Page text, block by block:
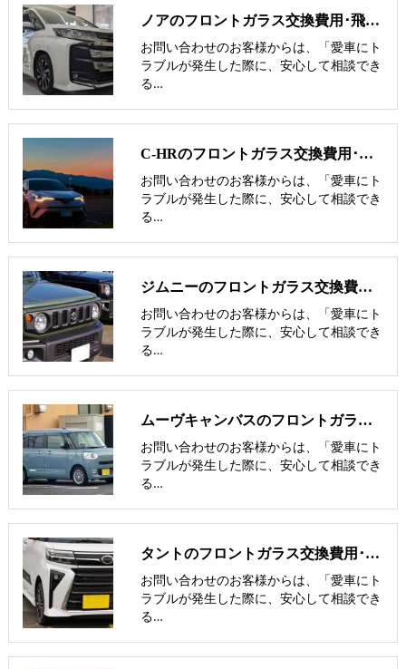
ノアのフロントガラス交換費用･飛び石修理費用･低価格ガラス紹介
お問い合わせのお客様からは、「愛車にト
ラブルが発生した際に、安心して相談でき
る…
C-HRのフロントガラス交換費用･飛び石修理費用･低価格ガラス紹介
お問い合わせのお客様からは、「愛車にト
ラブルが発生した際に、安心して相談でき
る…
ジムニーのフロントガラス交換費用･飛び石修理費用･低価格ガラス紹介
お問い合わせのお客様からは、「愛車にト
ラブルが発生した際に、安心して相談でき
る…
ムーヴキャンバスのフロントガラス交換費用･飛び石修理費用･低価格ガラス
お問い合わせのお客様からは、「愛車にト
ラブルが発生した際に、安心して相談でき
る…
タントのフロントガラス交換費用･飛び石修理費用･低価格ガラス紹介
お問い合わせのお客様からは、「愛車にト
ラブルが発生した際に、安心して相談でき
る…